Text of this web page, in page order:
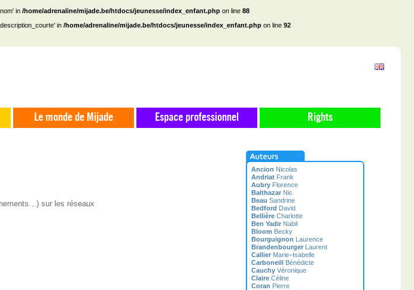
in /home/adrenaline/mijade.be/htdocs/jeunesse/index_enfant.php on line 88
in /home/adrenaline/mijade.be/htdocs/jeunesse/index_enfant.php on line 92
Le monde de Mijade Espace professionnel Rights
sur les réseaux
Ancion Nicolas
Andriat Frank
Aubry Florence
Balthazar Nic
Beau Sandrine
Bedford David
Bellière Charlotte
Ben Yadir Nabil
Bloom Becky
Bourguignon Laurence
Brandenbourger Laurent
Callier Marie–Isabelle
Carboneill Bénédicte
Cauchy Véronique
Claire Céline
Coran Pierre